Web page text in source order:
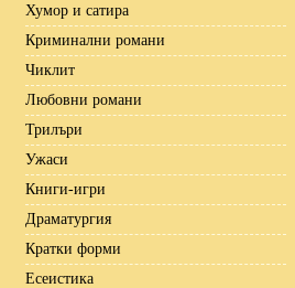
Хумор и сатира
Криминални романи
Чиклит
Любовни романи
Трилъри
Ужаси
Книги-игри
Драматургия
Кратки форми
Есеистика